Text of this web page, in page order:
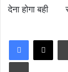
देना होगा बही